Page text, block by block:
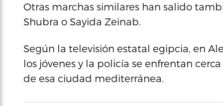
Otras marchas similares han salido
Shubra o Sayida Zeinab.
Según la televisión estatal egipcia, en
los jóvenes y la policía se enfrentan
de esa ciudad mediterránea.